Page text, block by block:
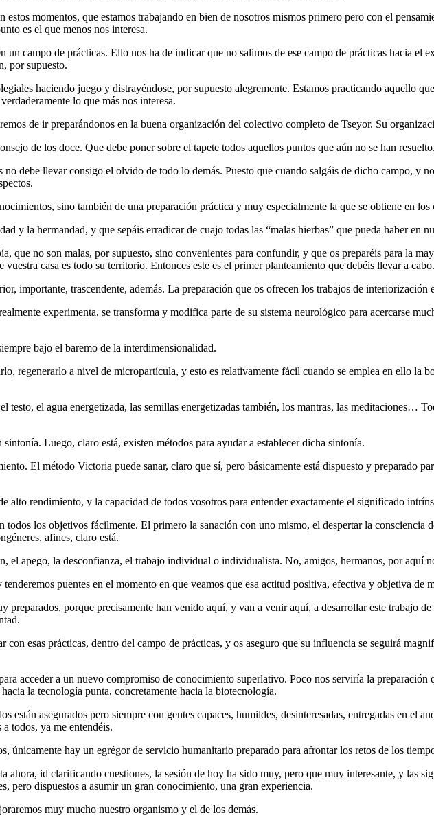
momentos, que estamos trabajando en bien de nosotros mismos primero pero con el
es el que menos nos interesa.
un campo de prácticas. Ello nos ha de indicar que no salimos de ese campo de prácticas hacia el
por supuesto.
haciendo juego y distrayéndose, por supuesto alegremente. Estamos practicando aquello
lo que más nos interesa.
de ir preparándonos en la buena organización del colectivo completo de Tseyor. Su
de los doce. Que debe poner sobre el tapete todos aquellos puntos que aún no se han
debe llevar consigo el olvido de todo lo demás. Puesto que cuando salgáis de dicho campo, y
sino también de una preparación práctica y muy especialmente la que se obtiene en los
y la hermandad, y que sepáis erradicar de cuajo todas las “malas hierbas” que pueda haber en
que no son malas, por supuesto, sino convenientes para confundir, y que os preparéis para la
casa es todo su territorio. Entonces este es el primer planteamiento que debéis llevar a cabo.
importante, trascendente, además. La preparación que os ofrecen los trabajos de interiorización
experimenta, se transforma y modifica parte de su sistema neurológico para acercarse
bajo el baremo de la interdimensionalidad.
regenerarlo a nivel de micropartícula, y esto es relativamente fácil cuando se emplea en ello la
testo, el agua energetizada, las semillas energetizadas también, los mantras, las meditaciones…
Luego, claro está, existen métodos para ayudar a establecer dicha sintonía.
El método Victoria puede sanar, claro que sí, pero básicamente está dispuesto y preparado
alto rendimiento, y la capacidad de todos vosotros para entender exactamente el significado
todos los objetivos fácilmente. El primero la sanación con uno mismo, el despertar la consciencia
afines, claro está.
el apego, la desconfianza, el trabajo individual o individualista. No, amigos, hermanos, por aquí
puentes en el momento en que veamos que esa actitud positiva, efectiva y objetiva de
porque precisamente han venido aquí, y van a venir aquí, a desarrollar este trabajo
esas prácticas, dentro del campo de prácticas, y os aseguro que su influencia se seguirá
acceder a un nuevo compromiso de conocimiento superlativo. Poco nos serviría la preparación
la tecnología punta, concretamente hacia la biotecnología.
asegurados pero siempre con gentes capaces, humildes, desinteresadas, entregadas en el
todos, ya me entendéis.
únicamente hay un egrégor de servicio humanitario preparado para afrontar los retos de los
ahora, id clarificando cuestiones, la sesión de hoy ha sido muy, pero que muy interesante, y las
pero dispuestos a asumir un gran conocimiento, una gran experiencia.
muy mucho nuestro organismo y el de los demás.